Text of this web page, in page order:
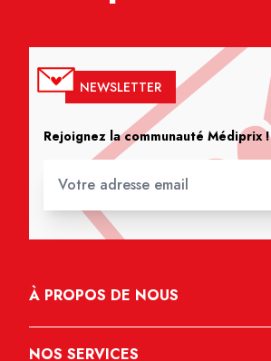
NEWSLETTER
Rejoignez la communauté Médiprix !
À PROPOS DE NOUS
NOS SERVICES